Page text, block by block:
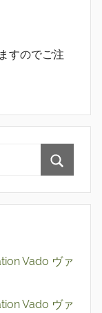
すのでご注
Vado ヴァ
Vado ヴァ